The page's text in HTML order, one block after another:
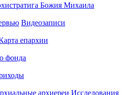
Видеозаписи
епархии
фонда
архиереи Исследования